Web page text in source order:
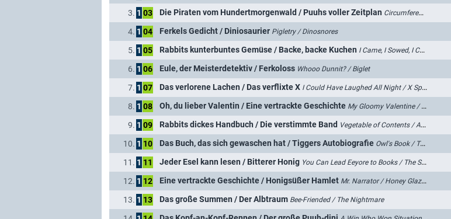
3. 1 03 Die Piraten vom Hundertmorgenwald / Puuhs voller Zeitplan Circumference = Pirate's "Arre" Squared / Pooh's to Do
4. 1 04 Ferkels Gedicht / Diniosaurier Pigletry / Dinosnores
5. 1 05 Rabbits kunterbuntes Gemüse / Backe, backe Kuchen I Came, I Sowed, I Conked It / I Get a Cake Out of You
6. 1 06 Eule, der Meisterdetektiv / Ferkoloss Whooo Dunnit? / Biglet
7. 1 07 Das verlorene Lachen / Das verflixte X I Could Have Laughed All Night / X Spots the Mark
8. 1 08 Oh, du lieber Valentin / Eine vertrackte Geschichte My Gloomy Valentine / Mr. Narrator
9. 1 09 Rabbits dickes Handbuch / Die verstimmte Band Vegetable of Contents / A Welcome to Beat the Band With
10. 1 10 Das Buch, das sich gewaschen hat / Tiggers Autobiografie Owl's Book / The Autobiography of Tigger
11. 1 11 Jeder Esel kann lesen / Bitterer Honig You Can Lead Eeyore to Books / The Spice of Life
12. 1 12 Eine vertrackte Geschichte / Honigsüßer Hamlet Mr. Narrator / Honey Glazed Hamlet
13. 1 13 Das große Summen / Der Albtraum Bee-Friended / The Nightmare